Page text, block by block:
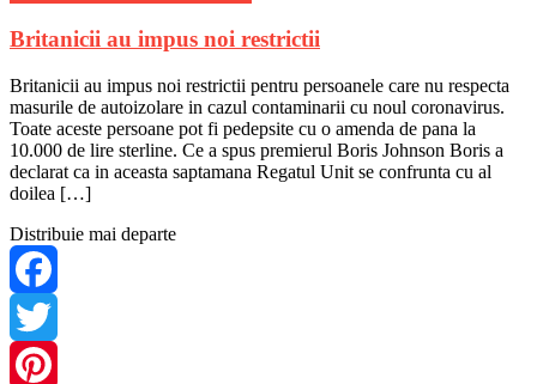
Britanicii au impus noi restrictii
Britanicii au impus noi restrictii pentru persoanele care nu respecta
masurile de autoizolare in cazul contaminarii cu noul coronavirus.
Toate aceste persoane pot fi pedepsite cu o amenda de pana la
10.000 de lire sterline. Ce a spus premierul Boris Johnson Boris a
declarat ca in aceasta saptamana Regatul Unit se confrunta cu al
doilea […]
Distribuie mai departe
Facebook
Twitter